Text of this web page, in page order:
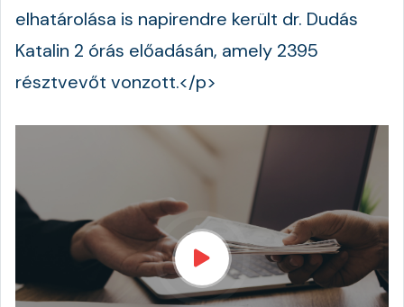
elhatárolása is napirendre került dr. Dudás
Katalin 2 órás előadásán, amely 2395
résztvevőt vonzott.</p>